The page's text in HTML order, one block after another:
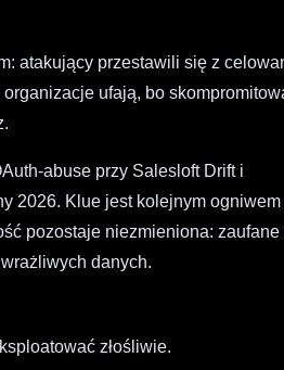
atakujący przestawili się z
ufają, bo
abuse przy Salesloft Drift i
2026. Klue jest kolejnym
pozostaje niezmieniona: zaufane
danych.
złośliwie.